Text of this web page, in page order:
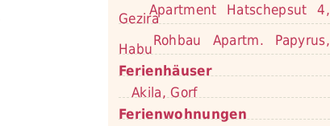
Apartment Hatschepsut 4,
Gezira
Rohbau Apartm. Papyrus,
Habu
Ferienhäuser
Akila, Gorf
Ferienwohnungen